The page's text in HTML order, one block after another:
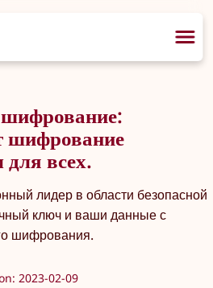
шифрование
всех.
лидер в области безопасной
ключ и ваши данные с
шифрования.
2023-02-09